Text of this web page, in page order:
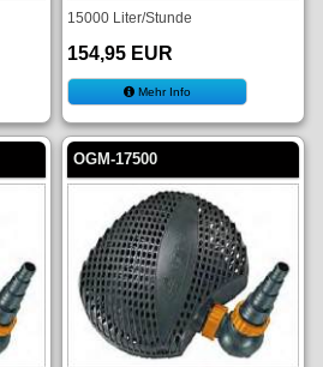
15000 Liter/Stunde
154,95 EUR
Mehr Info
OGM-17500